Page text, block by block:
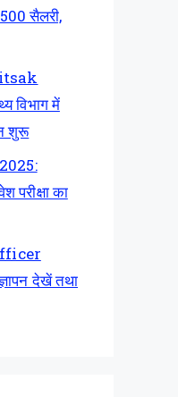
सैलरी,
विभाग में
शुरू
परीक्षा का
देखें तथा